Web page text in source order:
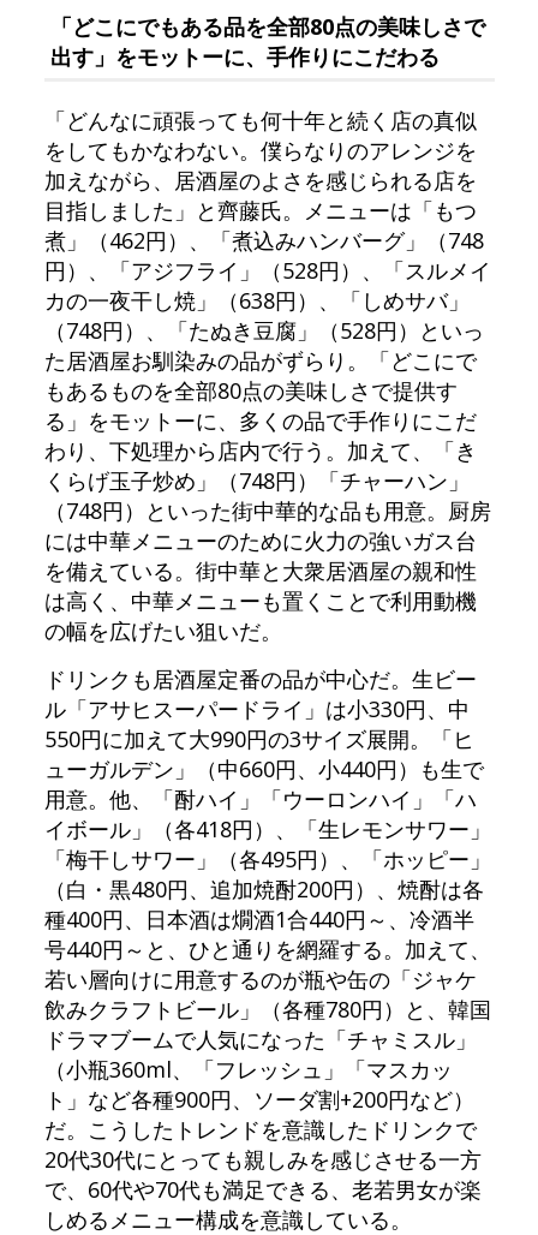
「どこにでもある品を全部80点の美味しさで
出す」をモットーに、手作りにこだわる
「どんなに頑張っても何十年と続く店の真似
をしてもかなわない。僕らなりのアレンジを
加えながら、居酒屋のよさを感じられる店を
目指しました」と齊藤氏。メニューは「もつ
煮」（462円）、「煮込みハンバーグ」（748
円）、「アジフライ」（528円）、「スルメイ
カの一夜干し焼」（638円）、「しめサバ」
（748円）、「たぬき豆腐」（528円）といっ
た居酒屋お馴染みの品がずらり。「どこにで
もあるものを全部80点の美味しさで提供す
る」をモットーに、多くの品で手作りにこだ
わり、下処理から店内で行う。加えて、「き
くらげ玉子炒め」（748円）「チャーハン」
（748円）といった街中華的な品も用意。厨房
には中華メニューのために火力の強いガス台
を備えている。街中華と大衆居酒屋の親和性
は高く、中華メニューも置くことで利用動機
の幅を広げたい狙いだ。
ドリンクも居酒屋定番の品が中心だ。生ビー
ル「アサヒスーパードライ」は小330円、中
550円に加えて大990円の3サイズ展開。「ヒ
ューガルデン」（中660円、小440円）も生で
用意。他、「酎ハイ」「ウーロンハイ」「ハ
イボール」（各418円）、「生レモンサワー」
「梅干しサワー」（各495円）、「ホッピー」
（白・黒480円、追加焼酎200円）、焼酎は各
種400円、日本酒は燗酒1合440円～、冷酒半
号440円～と、ひと通りを網羅する。加えて、
若い層向けに用意するのが瓶や缶の「ジャケ
飲みクラフトビール」（各種780円）と、韓国
ドラマブームで人気になった「チャミスル」
（小瓶360ml、「フレッシュ」「マスカッ
ト」など各種900円、ソーダ割+200円など）
だ。こうしたトレンドを意識したドリンクで
20代30代にとっても親しみを感じさせる一方
で、60代や70代も満足できる、老若男女が楽
しめるメニュー構成を意識している。